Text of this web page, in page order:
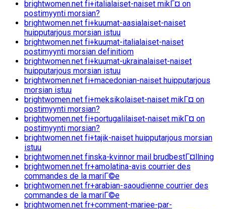
brightwomen.net fi+italialaiset-naiset mikГ¤ on
postimyynti morsian?
brightwomen.net fi+kuumat-aasialaiset-naiset
huipputarjous morsian istuu
brightwomen.net fi+kuumat-italialaiset-naiset
postimyynti morsian definitiom
brightwomen.net fi+kuumat-ukrainalaiset-naiset
huipputarjous morsian istuu
brightwomen.net fi+macedonian-naiset huipputarjous
morsian istuu
brightwomen.net fi+meksikolaiset-naiset mikГ¤ on
postimyynti morsian?
brightwomen.net fi+portugalilaiset-naiset mikГ¤ on
postimyynti morsian?
brightwomen.net fi+tajik-naiset huipputarjous morsian
istuu
brightwomen.net finska-kvinnor mail brudbestГ¤llning
brightwomen.net fr+amolatina-avis courrier des
commandes de la mariГ©e
brightwomen.net fr+arabian-saoudienne courrier des
commandes de la mariГ©e
brightwomen.net fr+comment-mariee-par-